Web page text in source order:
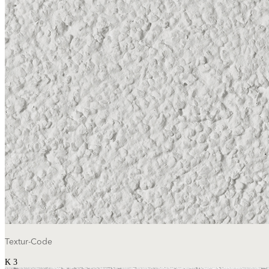
Textur-Code
K 3
Textur-Code